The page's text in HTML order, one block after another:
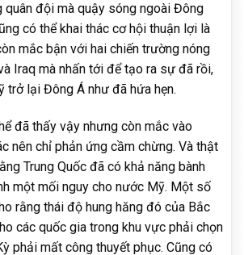
quân đội mà quậy sóng ngoài Đông
có thể khai thác cơ hội thuận lợi là
mắc bận với hai chiến trường nóng
Iraq mà nhấn tới để tạo ra sự đã rồi,
trở lại Đông Á như đã hứa hẹn.
đã thấy vậy nhưng còn mắc vào
nên chỉ phản ứng cầm chừng. Và thật
Trung Quốc đã có khả năng bành
một mối nguy cho nước Mỹ. Một số
rằng thái độ hung hăng đó của Bắc
các quốc gia trong khu vực phải chọn
phải mất công thuyết phục. Cũng có